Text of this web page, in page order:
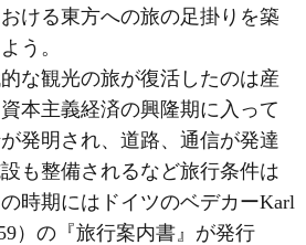
ける東方への旅の足掛りを築
う。
な観光の旅が復活したのは産
本主義経済の興隆期に入って
発明され、道路、通信が発達
も整備されるなど旅行条件は
時期にはドイツのベデカーKarl
）の『旅行案内書』が発行